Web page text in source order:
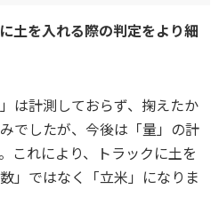
土を入れる際の判定をより細
は計測しておらず、掬えたか
でしたが、今後は「量」の計
これにより、トラックに土を
」ではなく「立米」になりま